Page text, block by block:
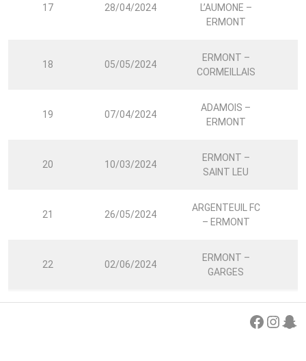
17 28/04/2024
L’AUMONE –
ERMONT
18 05/05/2024
ERMONT –
CORMEILLAIS
19 07/04/2024
ADAMOIS –
ERMONT
20 10/03/2024
ERMONT –
SAINT LEU
21 26/05/2024
ARGENTEUIL FC
– ERMONT
22 02/06/2024
ERMONT –
GARGES
Facebook InstagramSnapchat